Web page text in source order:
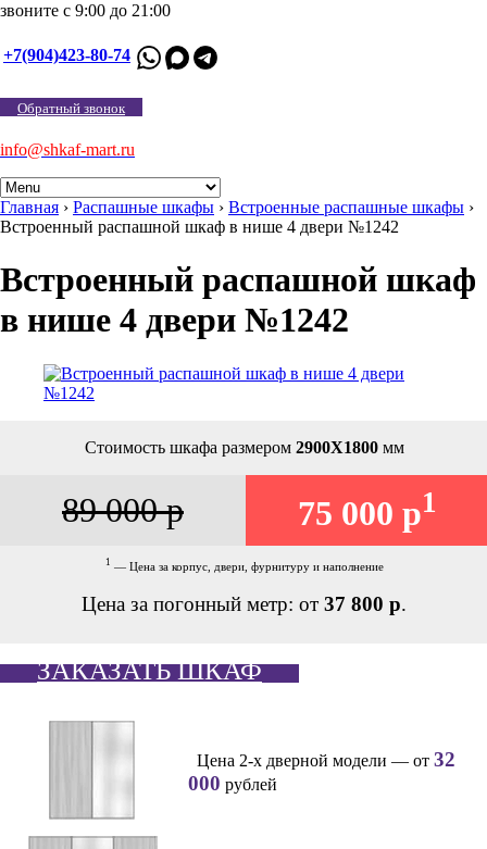
звоните с 9:00 до 21:00
+7(904)423-80-74
Обратный звонок
info@shkaf-mart.ru
Главная › Распашные шкафы › Встроенные распашные шкафы ›
Встроенный распашной шкаф в нише 4 двери №1242
Встроенный распашной шкаф
в нише 4 двери №1242
Стоимость шкафа размером 2900Х1800мм
89 000 р 75 000 р1
1 — Цена за корпус, двери, фурнитуру и наполнение
Цена за погонный метр: от 37 800 р.
ЗАКАЗАТЬ ШКАФ
Цена 2-х дверной модели — от 32
000 рублей